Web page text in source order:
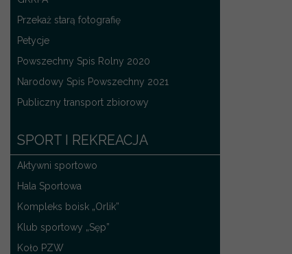
Przekaż starą fotografię
Petycje
Powszechny Spis Rolny 2020
Narodowy Spis Powszechny 2021
Publiczny transport zbiorowy
SPORT I REKREACJA
Aktywni sportowo
Hala Sportowa
Kompleks boisk „Orlik”
Klub sportowy „Sęp”
Koło PZW